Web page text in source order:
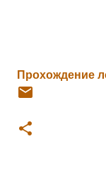
Прохождение